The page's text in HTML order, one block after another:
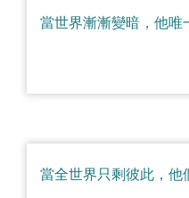
當世界漸漸變暗，他唯
當全世界只剩彼此，他